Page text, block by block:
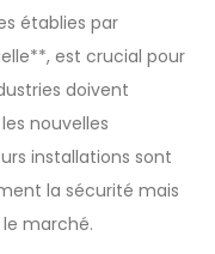
établies par
est crucial pour
doivent
nouvelles
installations sont
la sécurité mais
marché.